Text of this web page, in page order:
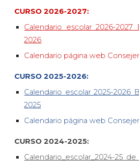
CURSO 2026-2027:
Calendario escolar 2026-2027
2026
Calendario página web
CURSO 2025-2026:
Calendario escolar 2025-2026
2025
Calendario página web
CURSO 2024-2025:
Calendario_escolar_2024-25